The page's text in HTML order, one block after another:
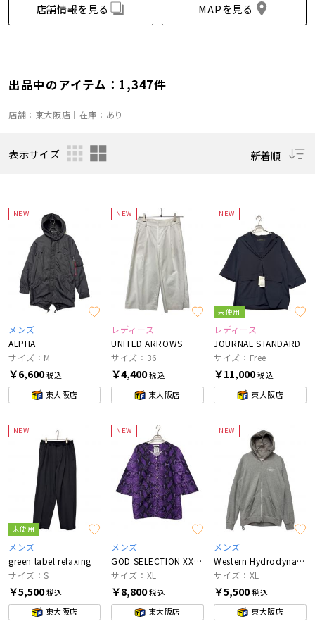
出品中のアイテム：1,347件
店舗：東大阪店｜在庫：あり
表示サイズ 新着順
NEW
メンズ
ALPHA
サイズ：M
￥6,600税込
東大阪店
NEW
レディース
UNITED ARROWS
サイズ：36
￥4,400税込
東大阪店
NEW
未使用
レディース
JOURNAL STANDARD
サイズ：Free
￥11,000税込
東大阪店
NEW
未使用
メンズ
green label relaxing
サイズ：S
￥5,500税込
東大阪店
NEW
メンズ
GOD SELECTION XXX×BUENA VISTA
サイズ：XL
￥8,800税込
東大阪店
NEW
メンズ
Western Hydrodynamic Research
サイズ：XL
￥5,500税込
東大阪店
店舗情報を見る MAPを見る